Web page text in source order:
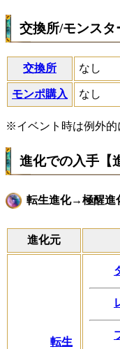
交換所/モンスタ
交換所 なし
モンポ購入 なし
※イベント時は例外的
進化での入手【
転生進化→極醒進
進化元
転生